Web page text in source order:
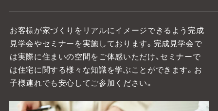
ご来場予約
Event Reservation
お客様が家づくりをリアルにイメージできるよう完成
見学会やセミナーを実施しております。 完成見学会で
は実際に住まいの空間をご体感いただけ、セミナーで
は住宅に関する様々な知識を学ぶことができます。お
子様連れでも安心してご参加ください。